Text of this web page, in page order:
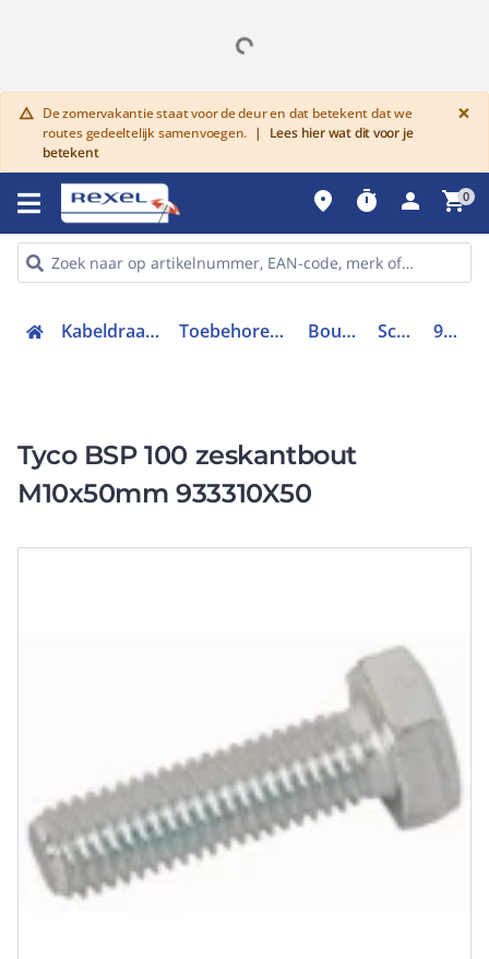
warning De zomervakantie staat voor de deur en dat betekent dat we
routes gedeeltelijk samenvoegen. |
Lees hier wat dit voor je
betekent
×
place timer person shopping_cart0
Kabeldraagsystemen en goten Toebehoren kabeldraagsystemen Bouten en nagels Schroef/bout 933310X50
Tyco BSP 100 zeskantbout
M10x50mm 933310X50